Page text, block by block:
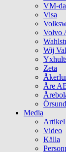
VM-
Visa
Volvo
Wij
Zeta
Åre
Media
Artikel
Video
Källa